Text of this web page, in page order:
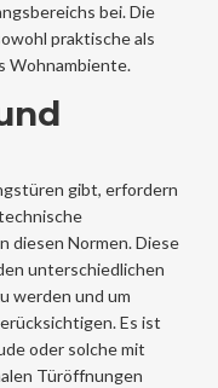
bei. Die
praktische als
Wohnambiente.
gibt, erfordern
diesen Normen. Diese
unterschiedlichen
werden und um
Es ist
oder solche mit
Türöffnungen